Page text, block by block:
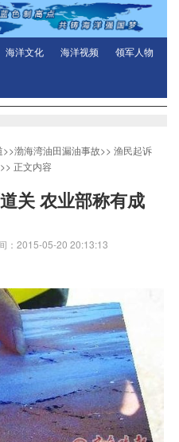
海洋文化 海洋视频 领军人物
>>渤海湾油田漏油事故>> 渔民起诉
>> 正文内容
关 农业部称有成
2015-05-20 20:13:13